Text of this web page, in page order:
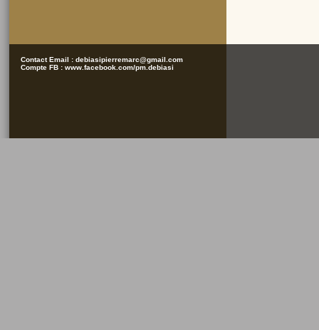
Contact Email : debiasipierremarc@gmail.com
Compte FB : www.facebook.com/pm.debiasi